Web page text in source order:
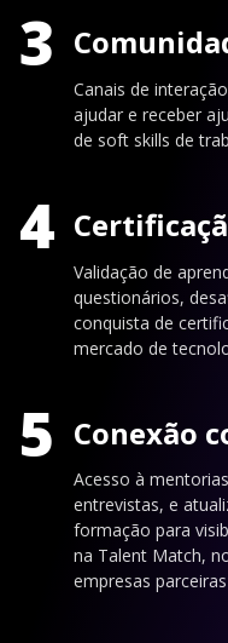
3
Canais de
ajudar e receber
de soft skills de
4
Validação de
questionários,
conquista de
mercado de
5 Conexão
Acesso à
entrevistas, e
formação para
na Talent Match,
empresas